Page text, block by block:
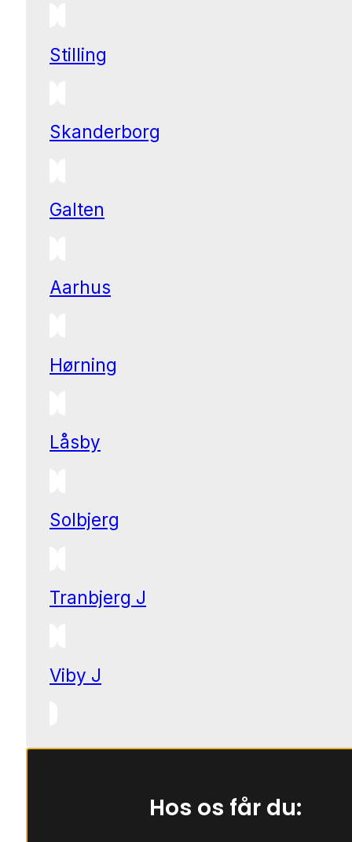
Stilling
Skanderborg
Galten
Aarhus
Hørning
Låsby
Solbjerg
Tranbjerg J
Viby J
Hos os får du: